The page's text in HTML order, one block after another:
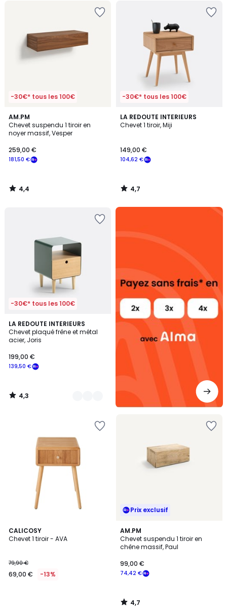
-30€* tous les 100€
AM.PM
Chevet suspendu 1 tiroir en
noyer massif, Vesper
181,50 €
259,00 €
4,4
/ 5
4,4
/
-30€* tous les 100€
LA REDOUTE INTERIEURS
Chevet 1 tiroir, Miji
104,62 €
149,00 €
4,7
/ 5
4,7
/
-30€* tous les 100€
LA REDOUTE INTERIEURS
Chevet plaqué frêne et métal
acier, Joris
139,50 €
199,00 €
4,3
/ 5
4
Couleurs
4,3
/
Alma
sans
CALICOSY
Chevet 1 tiroir - AVA
79,90 €
69,00 € -13%
Prix exclusif
AM.PM
Chevet suspendu 1 tiroir en
chêne massif, Paul
74,42 €
99,00 €
4,7
/ 5
4,7
/